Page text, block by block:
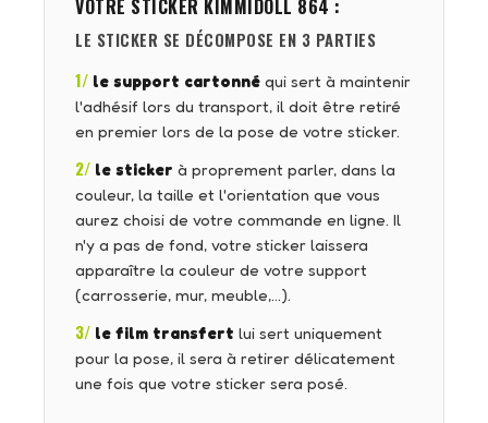
VOTRE STICKER KIMMIDOLL 864 :
LE STICKER SE DÉCOMPOSE EN 3 PARTIES
1/ le support cartonné qui sert à maintenir
l'adhésif lors du transport, il doit être retiré
en premier lors de la pose de votre sticker.
2/ le sticker à proprement parler, dans la
couleur, la taille et l'orientation que vous
aurez choisi de votre commande en ligne. Il
n'y a pas de fond, votre sticker laissera
apparaître la couleur de votre support
(carrosserie, mur, meuble,…).
3/ le film transfert lui sert uniquement
pour la pose, il sera à retirer délicatement
une fois que votre sticker sera posé.